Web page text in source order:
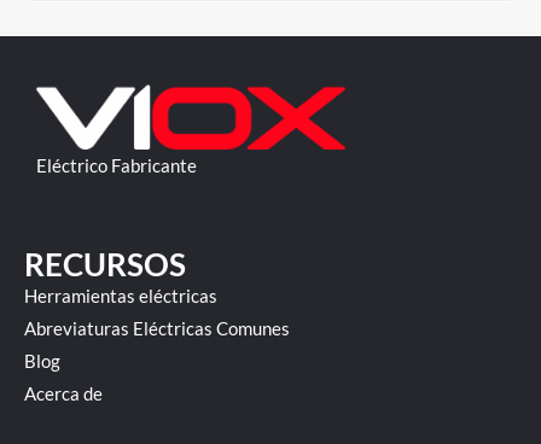
Eléctrico Fabricante
RECURSOS
Herramientas eléctricas
Abreviaturas Eléctricas Comunes
Blog
Acerca de